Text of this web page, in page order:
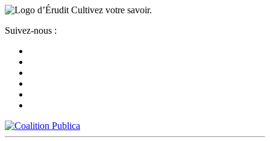
Cultivez votre savoir.
Suivez-nous :